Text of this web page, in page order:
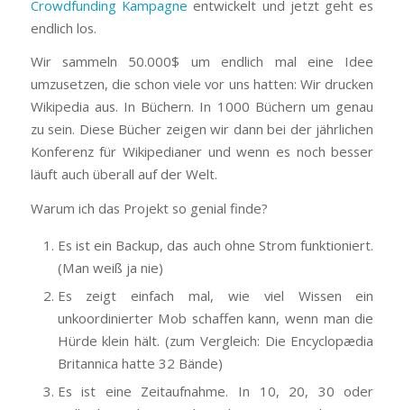
Crowdfunding Kampagne entwickelt und jetzt geht es
endlich los.
Wir sammeln 50.000$ um endlich mal eine Idee
umzusetzen, die schon viele vor uns hatten: Wir drucken
Wikipedia aus. In Büchern. In 1000 Büchern um genau
zu sein. Diese Bücher zeigen wir dann bei der jährlichen
Konferenz für Wikipedianer und wenn es noch besser
läuft auch überall auf der Welt.
Warum ich das Projekt so genial finde?
Es ist ein Backup, das auch ohne Strom funktioniert.
(Man weiß ja nie)
Es zeigt einfach mal, wie viel Wissen ein
unkoordinierter Mob schaffen kann, wenn man die
Hürde klein hält. (zum Vergleich: Die Encyclopædia
Britannica hatte 32 Bände)
Es ist eine Zeitaufnahme. In 10, 20, 30 oder